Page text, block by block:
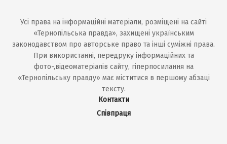
Усі права на інформаційні матеріали, розміщені на сайті
«Тернопільська правда», захищені українським
законодавством про авторське право та інші суміжні права.
При використанні, передруку інформаційних та
фото-,відеоматеріалів сайту, гіперпосилання на
«Тернопільську правду» має міститися в першому абзаці
тексту.
Контакти
Співпраця